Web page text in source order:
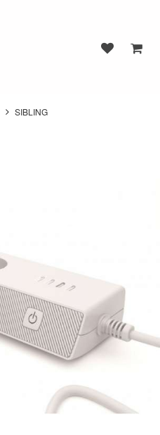
SIBLING